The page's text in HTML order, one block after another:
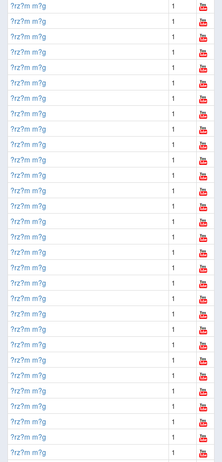
?rz?m m?g
1
?rz?m m?g
1
?rz?m m?g
1
?rz?m m?g
1
?rz?m m?g
1
?rz?m m?g
1
?rz?m m?g
1
?rz?m m?g
1
?rz?m m?g
1
?rz?m m?g
1
?rz?m m?g
1
?rz?m m?g
1
?rz?m m?g
1
?rz?m m?g
1
?rz?m m?g
1
?rz?m m?g
1
?rz?m m?g
1
?rz?m m?g
1
?rz?m m?g
1
?rz?m m?g
1
?rz?m m?g
1
?rz?m m?g
1
?rz?m m?g
1
?rz?m m?g
1
?rz?m m?g
1
?rz?m m?g
1
?rz?m m?g
1
?rz?m m?g
1
?rz?m m?g
1
?rz?m m?g
1